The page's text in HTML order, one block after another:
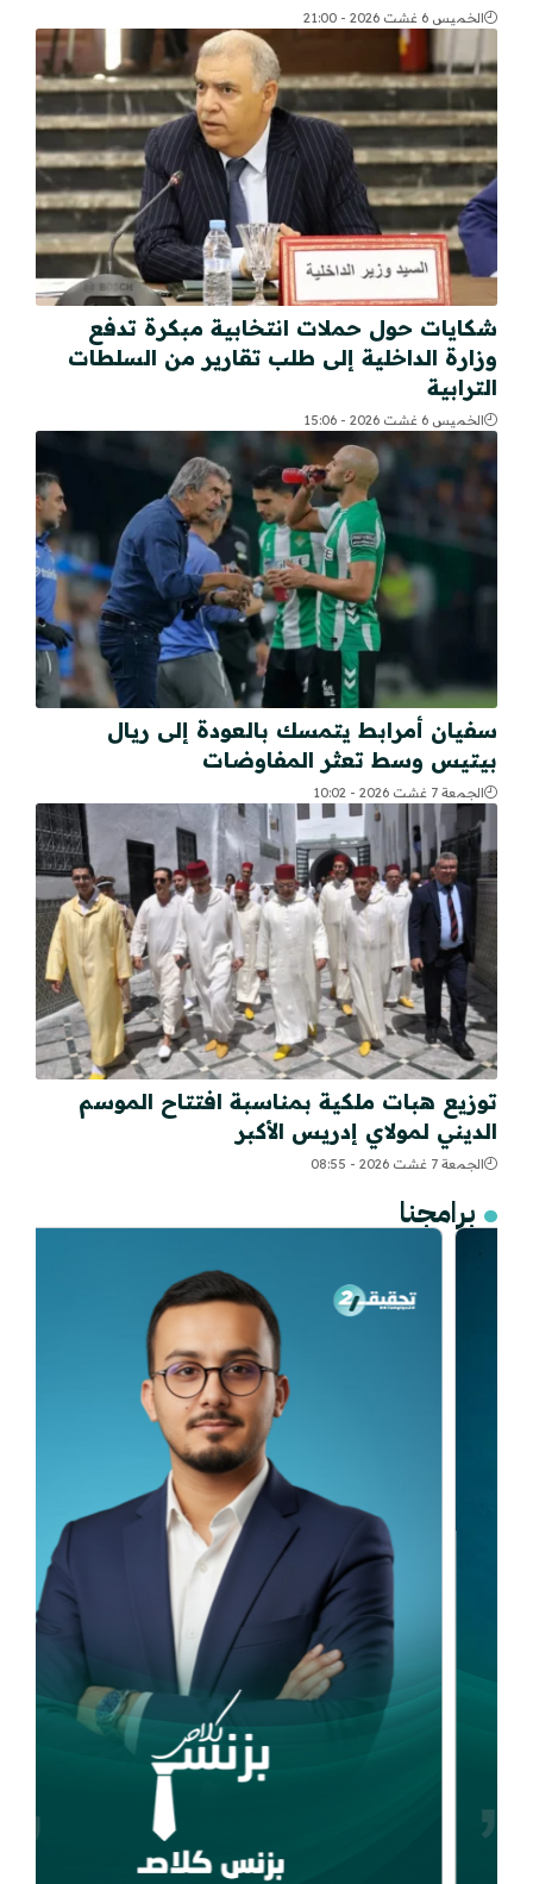
الخميس 6 غشت 2026 - 21:00
شكايات حول حملات انتخابية مبكرة تدفع
وزارة الداخلية إلى طلب تقارير من السلطات
الترابية
الخميس 6 غشت 2026 - 15:06
سفيان أمرابط يتمسك بالعودة إلى ريال
بيتيس وسط تعثر المفاوضات
الجمعة 7 غشت 2026 - 10:02
توزيع هبات ملكية بمناسبة افتتاح الموسم
الديني لمولاي إدريس الأكبر
الجمعة 7 غشت 2026 - 08:55
برامجنا